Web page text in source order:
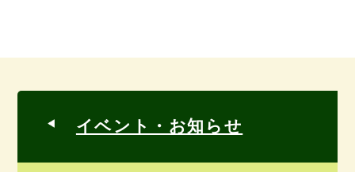
イベント・お知らせ